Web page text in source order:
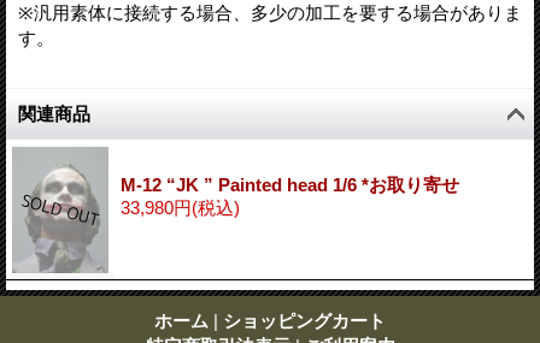
※汎用素体に接続する場合、多少の加工を要する場合がありま
す。
関連商品
M-12 “JK ” Painted head 1/6 *お取り寄せ
33,980円(税込)
ホーム | ショッピングカート